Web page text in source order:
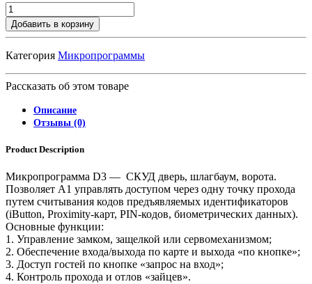
Добавить в корзину
Категория Микропрограммы
Рассказать об этом товаре
Описание
Отзывы (0)
Product Description
Микропрограмма D3 — СКУД дверь, шлагбаум, ворота.
Позволяет А1 управлять доступом через одну точку прохода
путем считывания кодов предъявляемых идентификаторов
(iButton, Proximity-карт, PIN-кодов, биометрических данных).
Основные функции:
1. Управление замком, защелкой или сервомеханизмом;
2. Обеспечение входа/выхода по карте и выхода «по кнопке»;
3. Доступ гостей по кнопке «запрос на вход»;
4. Контроль прохода и отлов «зайцев».